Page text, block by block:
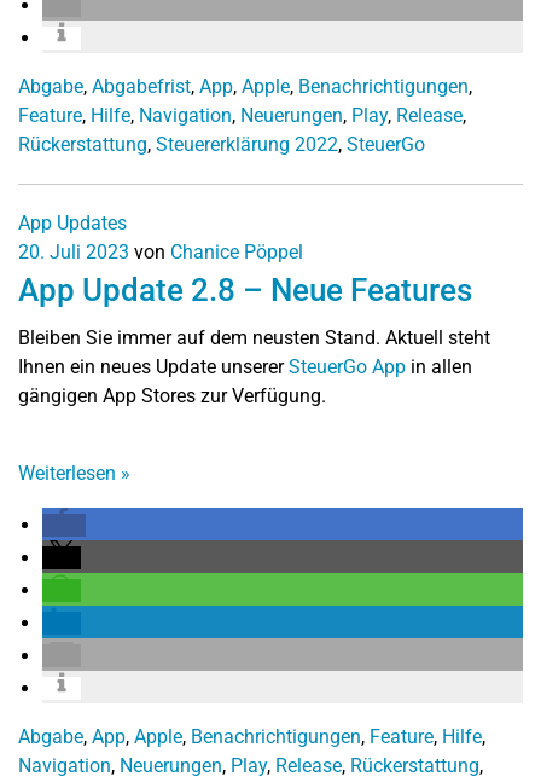
Abgabe, Abgabefrist, App, Apple, Benachrichtigungen,
Feature, Hilfe, Navigation, Neuerungen, Play, Release,
Rückerstattung, Steuererklärung 2022, SteuerGo
App Updates
20. Juli 2023 von Chanice Pöppel
App Update 2.8 – Neue Features
Bleiben Sie immer auf dem neusten Stand. Aktuell steht
Ihnen ein neues Update unsererSteuerGo App in allen
gängigen App Stores zur Verfügung.
Weiterlesen »
Abgabe, App, Apple, Benachrichtigungen, Feature, Hilfe,
Navigation, Neuerungen, Play, Release, Rückerstattung,